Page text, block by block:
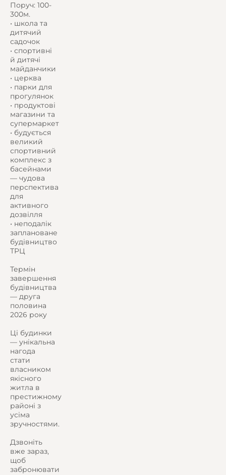
Поруч: 100-
300м.
• школа та
дитячий
садочок
• спортивні
й дитячі
майданчики
• церква
• парки для
прогулянок
• продуктові
магазини та
супермаркет
• будується
великий
спортивний
комплекс з
басейнами
— чудова
перспектива
для
активного
дозвілля
• неподалік
заплановане
будівництво
ТРЦ
Термін
завершення
будівництва
— друга
половина
2026 року
Ці будинки
— унікальна
нагода
стати
власником
якісного
житла в
престижному
районі з
усіма
зручностями.
Дзвоніть
вже зараз,
щоб
забронювати